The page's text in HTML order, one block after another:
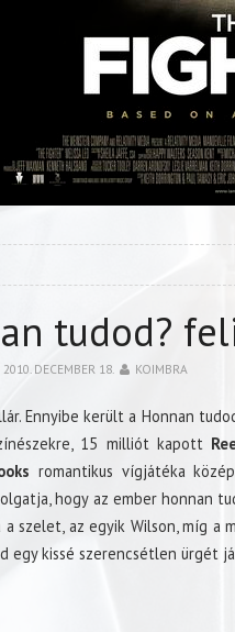
tudod?
2010. DECEMBER 18. KOIMBRA
Ennyibe került a Honnan
15 milliót kapott
romantikus vígjátéka
hogy az ember honnan
szelet, az egyik Wilson, míg a
egy kissé szerencsétlen ürgét